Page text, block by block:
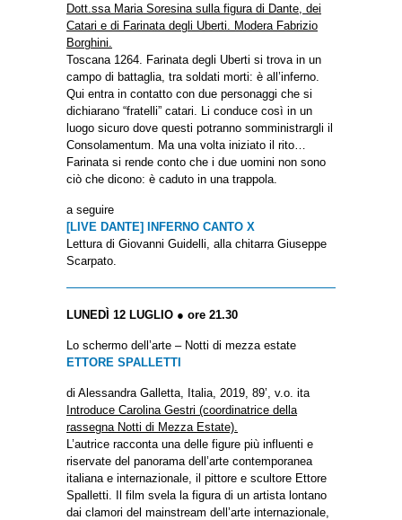
Dott.ssa Maria Soresina sulla figura di Dante, dei
Catari e di Farinata degli Uberti. Modera Fabrizio
Borghini.
Toscana 1264. Farinata degli Uberti si trova in un
campo di battaglia, tra soldati morti: è all’inferno.
Qui entra in contatto con due personaggi che si
dichiarano “fratelli” catari. Li conduce così in un
luogo sicuro dove questi potranno somministrargli il
Consolamentum. Ma una volta iniziato il rito…
Farinata si rende conto che i due uomini non sono
ciò che dicono: è caduto in una trappola.
a seguire
[LIVE DANTE] INFERNO CANTO X
Lettura di Giovanni Guidelli, alla chitarra Giuseppe
Scarpato.
LUNEDÌ 12 LUGLIO ● ore 21.30
Lo schermo dell’arte – Notti di mezza estate
ETTORE SPALLETTI
di Alessandra Galletta, Italia, 2019, 89’, v.o. ita
Introduce Carolina Gestri (coordinatrice della
rassegna Notti di Mezza Estate).
L’autrice racconta una delle figure più influenti e
riservate del panorama dell’arte contemporanea
italiana e internazionale, il pittore e scultore Ettore
Spalletti. Il film svela la figura di un artista lontano
dai clamori del mainstream dell’arte internazionale,